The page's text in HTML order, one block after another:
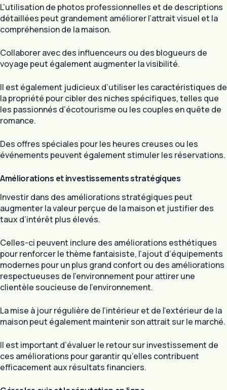
L’utilisation de photos professionnelles et de descriptions
détaillées peut grandement améliorer l’attrait visuel et la
compréhension de la maison.
Collaborer avec des influenceurs ou des blogueurs de
voyage peut également augmenter la visibilité.
Il est également judicieux d’utiliser les caractéristiques de
la propriété pour cibler des niches spécifiques, telles que
les passionnés d’écotourisme ou les couples en quête de
romance.
Des offres spéciales pour les heures creuses ou les
événements peuvent également stimuler les réservations.
Améliorations et investissements stratégiques
Investir dans des améliorations stratégiques peut
augmenter la valeur perçue de la maison et justifier des
taux d’intérêt plus élevés.
Celles-ci peuvent inclure des améliorations esthétiques
pour renforcer le thème fantaisiste, l’ajout d’équipements
modernes pour un plus grand confort ou des améliorations
respectueuses de l’environnement pour attirer une
clientèle soucieuse de l’environnement.
La mise à jour régulière de l’intérieur et de l’extérieur de la
maison peut également maintenir son attrait sur le marché.
Il est important d’évaluer le retour sur investissement de
ces améliorations pour garantir qu’elles contribuent
efficacement aux résultats financiers.